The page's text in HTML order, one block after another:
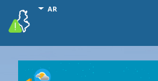
AR
actions
vigilance